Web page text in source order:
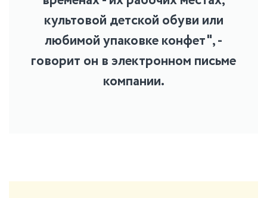
культовой детской обуви или
любимой упаковке конфет", -
говорит он в электронном письме
компании.